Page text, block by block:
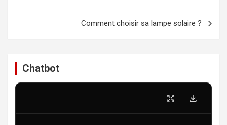
Comment choisir sa lampe solaire ?
Chatbot